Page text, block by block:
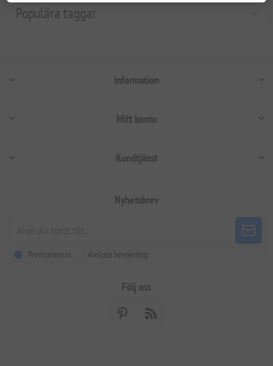
Populära taggar
Information
Mitt konto
Kundtjänst
Nyhetsbrev
Prenumerera Avsluta bevakning
Följ oss